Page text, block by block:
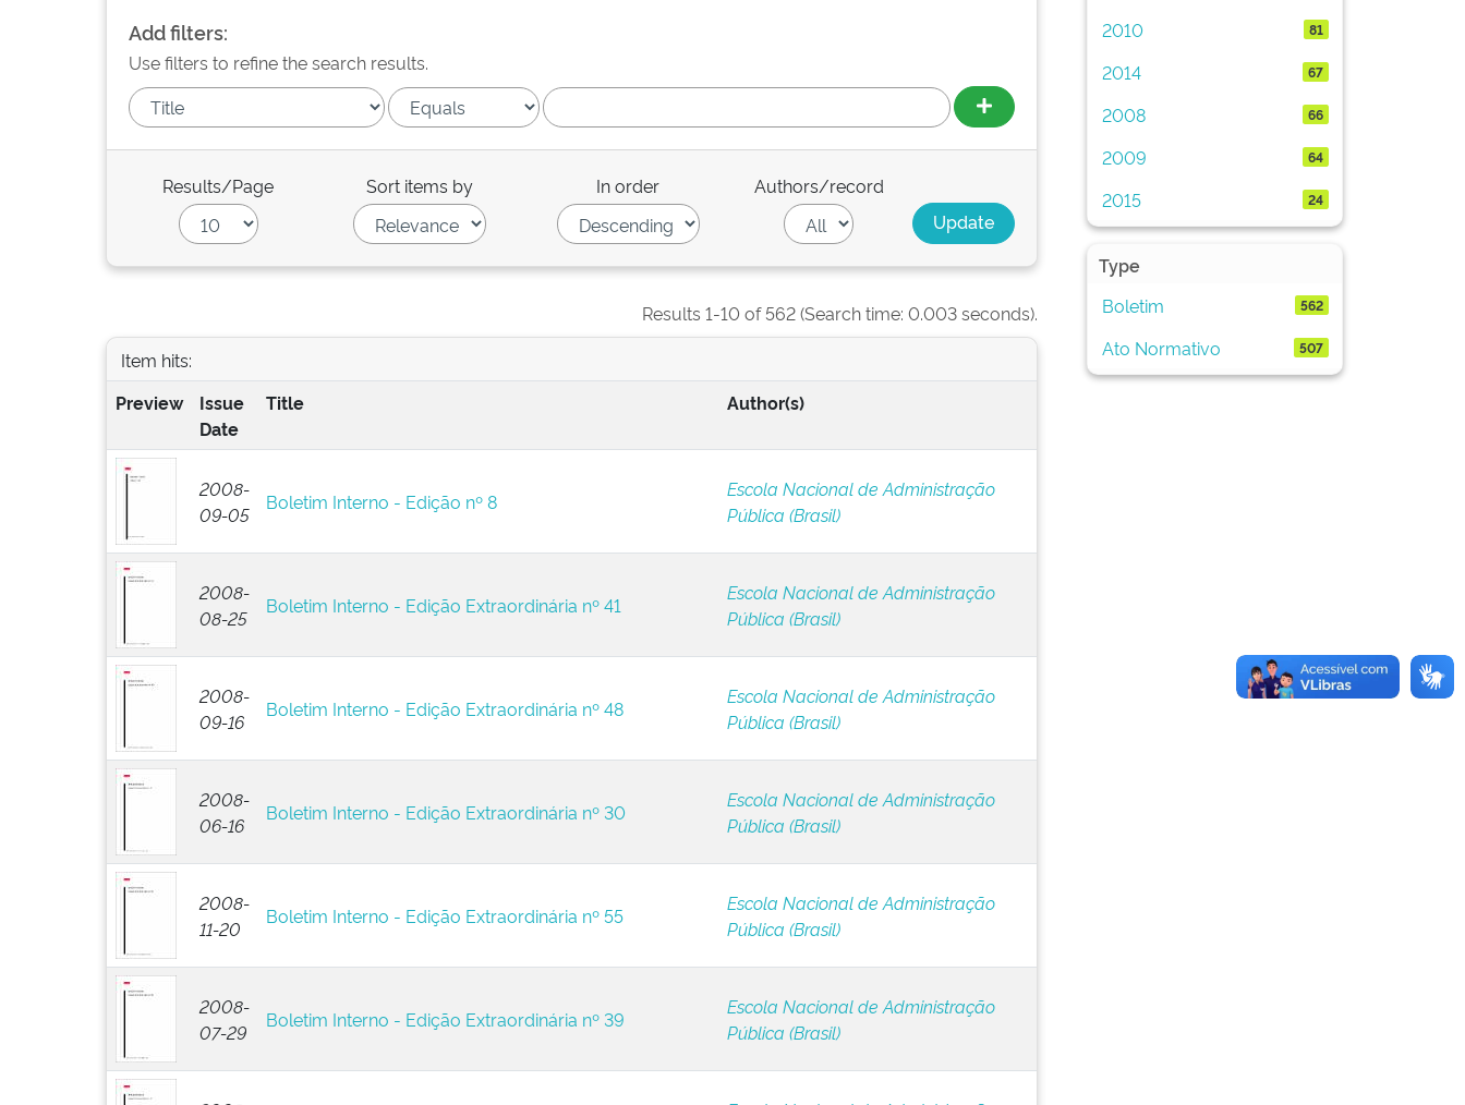
Add filters:
Use filters to refine the search results.
Results/Page Sort items by In order Authors/record
Results 1-10 of 562 (Search time: 0.003 seconds).
Item hits:
Preview
Issue
Date
Title Author(s)
2008-
09-05
Boletim Interno - Edição nº 8
Escola Nacional de Administração
Pública (Brasil)
2008-
08-25
Boletim Interno - Edição Extraordinária nº 41
Escola Nacional de Administração
Pública (Brasil)
2008-
09-16
Boletim Interno - Edição Extraordinária nº 48
Escola Nacional de Administração
Pública (Brasil)
2008-
06-16
Boletim Interno - Edição Extraordinária nº 30
Escola Nacional de Administração
Pública (Brasil)
2008-
11-20
Boletim Interno - Edição Extraordinária nº 55
Escola Nacional de Administração
Pública (Brasil)
2008-
07-29
Boletim Interno - Edição Extraordinária nº 39
Escola Nacional de Administração
Pública (Brasil)
2010 81
2014 67
2008 66
2009 64
2015 24
Type
Boletim
562
Ato Normativo 507